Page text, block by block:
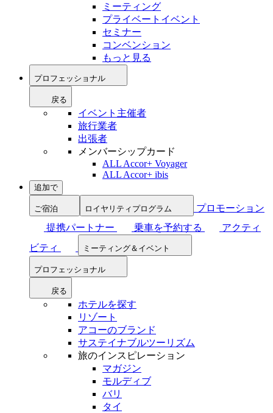
ミーティング
プライベートイベント
セミナー
コンベンション
もっと見る
プロフェッショナル
戻る
イベント主催者
旅行業者
出張者
メンバーシップカード
ALL Accor+ Voyager
ALL Accor+ ibis
追加で
ご宿泊 ロイヤリティプログラム
プロモーション
提携パートナー
乗車を予約する
アクティ
ビティ
ミーティング＆イベント
プロフェッショナル
戻る
ホテルを探す
リゾート
アコーのブランド
サステイナブルツーリズム
旅のインスピレーション
マガジン
モルディブ
バリ
タイ